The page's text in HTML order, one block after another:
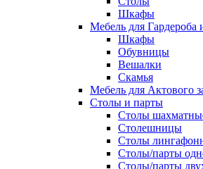
Шкафы
Мебель для Гардероба
Шкафы
Обувницы
Вешалки
Скамья
Мебель для Актового
Столы и парты
Столы
Столешницы
Столы
Столы/парты
Столы/парты